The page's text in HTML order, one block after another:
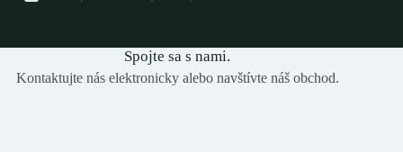
Spojte sa s nami.
Kontaktujte nás elektronicky alebo navštívte náš obchod.